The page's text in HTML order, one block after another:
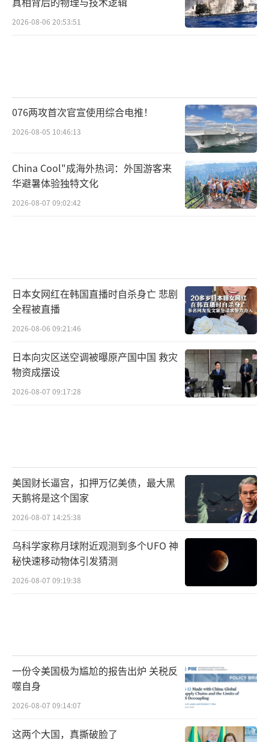
2026-08-06 20:53:51
076两攻首次官宣使用综合电推！
2026-08-05 10:46:13
China Cool"成海外热词：外国游客来
华避暑体验独特文化
2026-08-07 09:02:42
日本女网红在韩国直播时自杀身亡 悲剧
全程被直播
2026-08-06 09:21:46
日本向灾区送空调被曝原产国中国 救灾
物资成摆设
2026-08-07 09:17:28
美国财长逼宫，扣押万亿美债，最大黑
天鹅将是这个国家
2026-08-07 14:25:38
乌科学家称月球附近观测到多个UFO 神
秘快速移动物体引发猜测
2026-08-07 09:19:38
一份令美国极为尴尬的报告出炉 关税反
噬自身
2026-08-07 09:14:07
这两个大国，真撕破脸了